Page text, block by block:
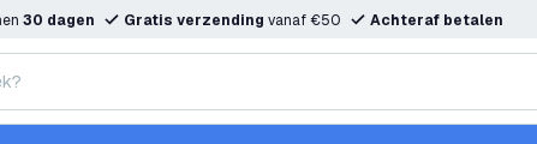
30 dagen Gratis verzending vanaf €50 Achteraf betalen